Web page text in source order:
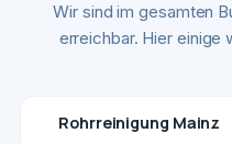
Wir sind im gesamten
erreichbar. Hier einige
Rohrreinigung Mainz